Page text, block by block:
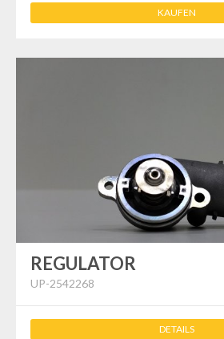
KAUFEN
REGULATOR
UP-2542268
DETAILS